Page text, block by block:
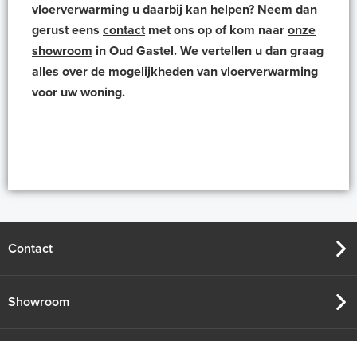
vloerverwarming u daarbij kan helpen? Neem dan
gerust eens contactmet ons op of kom naar onze
showroom in Oud Gastel. We vertellen u dan graag
alles over de mogelijkheden van vloerverwarming
voor uw woning.
Contact
Showroom